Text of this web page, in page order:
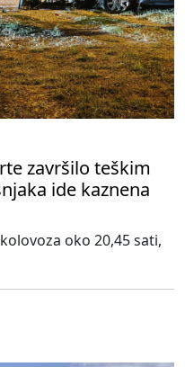
završilo teškim
ide kaznena
oko 20,45 sati,